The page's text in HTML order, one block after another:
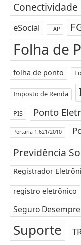
Conectividade
eSocial
FAP
Folha de
folha de ponto
Imposto de Renda
PIS Ponto
Portaria 1.621/2010
Previdência
Registrador
registro eletrônico
Seguro
Suporte